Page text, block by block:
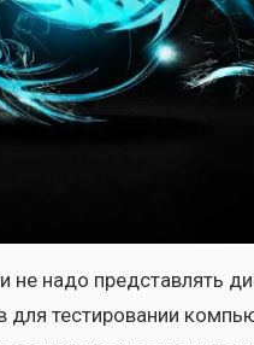
надо пред­став­лять
для тести­ро­ва­нии